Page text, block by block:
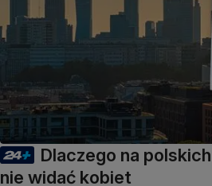
Dlaczego na
nie widać kobiet